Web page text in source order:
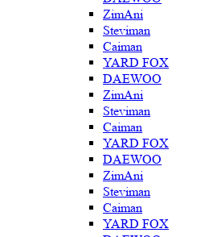
ZimAni
Steviman
Caiman
YARD FOX
DAEWOO
ZimAni
Steviman
Caiman
YARD FOX
DAEWOO
ZimAni
Steviman
Caiman
YARD FOX